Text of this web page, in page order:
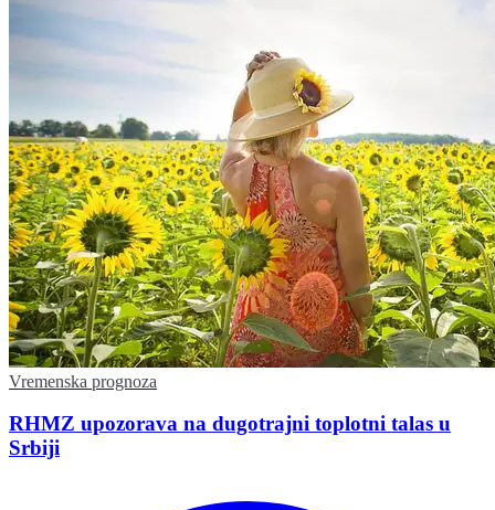
Vremenska prognoza
RHMZ upozorava na dugotrajni toplotni talas u
Srbiji